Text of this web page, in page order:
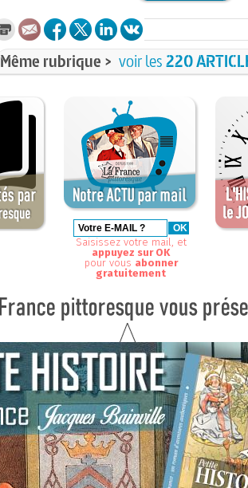
Même rubrique > voir les220
Saisissez votre mail, et
appuyez sur OK
pour vous abonner
gratuitement